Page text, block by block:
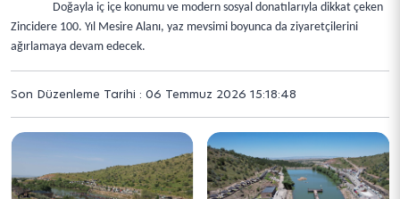
Doğayla iç içe konumu ve modern sosyal donatılarıyla dikkat çeken
Zincidere 100. Yıl Mesire Alanı, yaz mevsimi boyunca da ziyaretçilerini
ağırlamaya devam edecek.
Son Düzenleme Tarihi : 06 Temmuz 2026 15:18:48